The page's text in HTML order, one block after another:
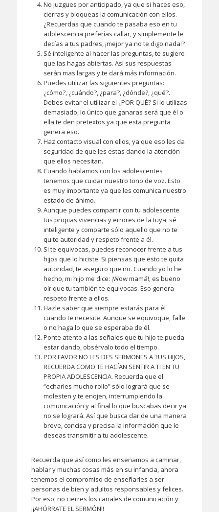
No juzgues por anticipado, ya que si haces eso,
cierras y bloqueas la comunicación con ellos.
¿Recuerdas que cuando te pasaba eso en tu
adolescencia preferías callar, y simplemente le
decías a tus padres, ¡mejor ya no te digo nada!?
Sé inteligente al hacer las preguntas, te sugiero
que las hagas abiertas. Así sus respuestas
serán mas largas y te dará más información.
Puedes utilizar las siguientes preguntas:
¿cómo?, ¿cuándo?, ¿para?, ¿dónde?, ¿qué?.
Debes evitar el utilizar el ¿POR QUÉ? Si lo utilizas
demasiado, lo único que ganaras será que él o
ella te den pretextos ya que esta pregunta
genera eso.
Haz contacto visual con ellos, ya que eso les da
seguridad de que les estas dando la atención
que ellos necesitan.
Cuando hablamos con los adolescentes
tenemos que cuidar nuestro tono de voz. Esto
es muy importante ya que les comunica nuestro
estado de ánimo.
Aunque puedes compartir con tu adolescente
tus propias vivencias y errores de la tuya, sé
inteligente y comparte sólo aquello que no te
quite autoridad y respeto frente a él.
Si te equivocas, puedes reconocer frente a tus
hijos que lo hiciste. Si piensas que esto te quita
autoridad, te aseguro que no. Cuando yo lo he
hecho, mi hijo me dice: ¡Wow mamá!, es bueno
oír que tu también te equivocas. Eso genera
respeto frente a ellos.
Hazle saber que siempre estarás para él
cuando te necesite. Aunque se equivoque, falle
o no haga lo que se esperaba de él.
Ponte atento a las señales que tu hijo te pueda
estar dando, obsérvalo todo el tiempo.
POR FAVOR NO LES DES SERMONES A TUS HIJOS,
RECUERDA COMO TE HACÍAN SENTIR A TI EN TU
PROPIA ADOLESCENCIA. Recuerda que el
“echarles mucho rollo” sólo logrará que se
molesten y te enojen, interrumpiendo la
comunicación y al final lo que buscabas decir ya
no se logrará. Así que busca dar de una manera
breve, concisa y precisa la información que le
deseas transmitir a tu adolescente.
Recuerda que así como les enseñamos a caminar,
hablar y muchas cosas más en su infancia, ahora
tenemos el compromiso de enseñarles a ser
personas de bien y adultos responsables y felices.
Por eso, no cierres los canales de comunicación y
¡¡AHÓRRATE EL SERMÓN!!